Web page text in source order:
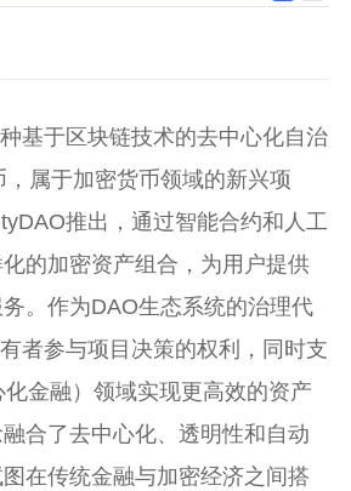
基于区块链技术的去中心化自治
属于加密货币领域的新兴项
推出，通过智能合约和人工
的加密资产组合，为用户提供
。作为DAO生态系统的治理代
者参与项目决策的权利，同时支
金融）领域实现更高效的资产
合了去中心化、透明性和自动
在传统金融与加密经济之间搭